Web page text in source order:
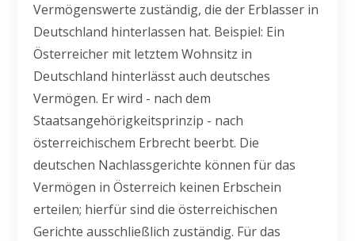
Vermögenswerte zuständig, die der Erblasser in
Deutschland hinterlassen hat. Beispiel: Ein
Österreicher mit letztem Wohnsitz in
Deutschland hinterlässt auch deutsches
Vermögen. Er wird - nach dem
Staatsangehörigkeitsprinzip - nach
österreichischem Erbrecht beerbt. Die
deutschen Nachlassgerichte können für das
Vermögen in Österreich keinen Erbschein
erteilen; hierfür sind die österreichischen
Gerichte ausschließlich zuständig. Für das